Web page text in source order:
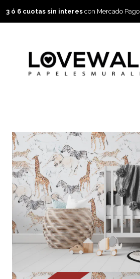
3 ó 6 cuotas sin interes con Mercado Pago